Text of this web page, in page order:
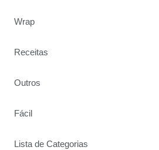
Wrap
Receitas
Outros
Fácil
Lista de Categorias